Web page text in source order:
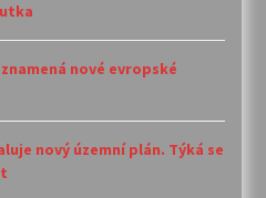
nové evropské
nový územní plán. Týká se